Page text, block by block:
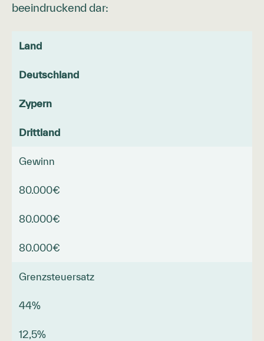
beeindruckend dar:
Land
Deutschland
Zypern
Drittland
Gewinn
80.000€
80.000€
80.000€
Grenzsteuersatz
44%
12,5%